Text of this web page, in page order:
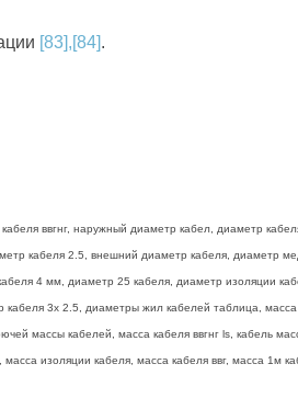
[83],[84].
ввгнг, наружный диаметр кабел, диаметр
кабеля 2.5, внешний диаметр кабеля, диаметр
4 мм, диаметр 25 кабеля, диаметр изоляции
3х 2.5, диаметры жил кабелей таблица, масса
массы кабелей, масса кабеля ввгнг ls, кабель
изоляции кабеля, масса кабеля ввг, масса 1м